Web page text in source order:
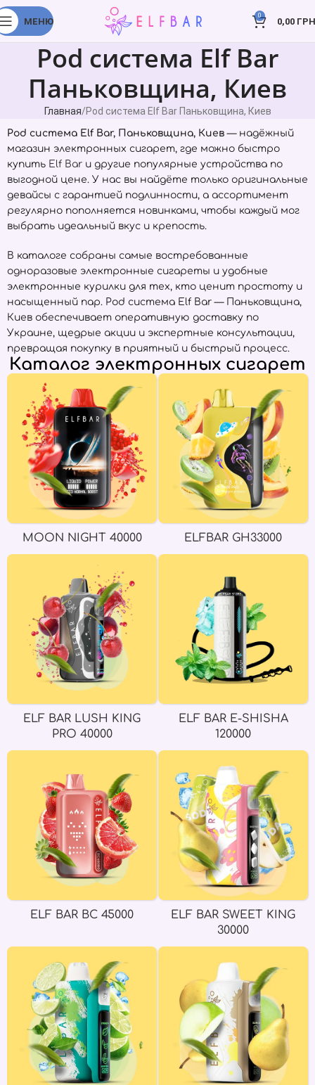
МЕНЮ
0
0,00
Pod система Elf Bar
Паньковщина, Киев
Главная Pod система Elf Bar Паньковщина, Киев
Pod система Elf Bar, Паньковщина, Киев — надёжный
магазин электронных сигарет, где можно быстро
купить Elf Bar и другие популярные устройства по
выгодной цене. У нас вы найдёте только оригинальные
девайсы с гарантией подлинности, а ассортимент
регулярно пополняется новинками, чтобы каждый мог
выбрать идеальный вкус и крепость.
В каталоге собраны самые востребованные
одноразовые электронные сигареты и удобные
электронные курилки для тех, кто ценит простоту и
насыщенный пар. Pod система Elf Bar — Паньковщина,
Киев обеспечивает оперативную доставку по
Украине, щедрые акции и экспертные консультации,
превращая покупку в приятный и быстрый процесс.
Каталог электронных сигарет
MOON NIGHT 40000 ELFBAR GH33000
ELF BAR LUSH KING
PRO 40000
ELF BAR E-SHISHA
120000
ELF BAR BC 45000
ELF BAR SWEET KING
30000